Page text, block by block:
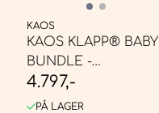
KAOS
KAOS KLAPP® BABY
BUNDLE -
BARNESTOL BØK
NATUR
4.797,-
PÅ LAGER